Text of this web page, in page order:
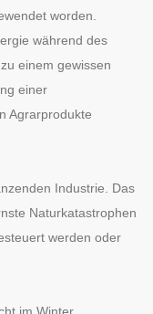
worden.
während des
einem gewissen
einer
Agrarprodukte
Industrie. Das
Naturkatastrophen
werden oder